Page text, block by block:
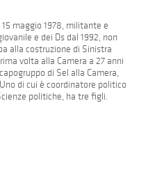
maggio 1978, militante e
e dei Ds dal 1992, non
alla costruzione di Sinistra
volta alla Camera a 27 anni
di Sel alla Camera,
di cui è coordinatore politico
politiche, ha tre figli.